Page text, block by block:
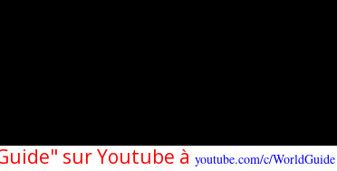
sur Youtube à youtube.com/c/WorldGuide